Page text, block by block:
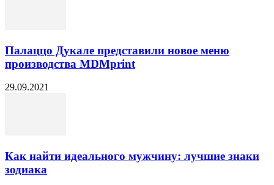
Палаццо Дукале представили новое меню
производства MDMprint
29.09.2021
Как найти идеального мужчину: лучшие знаки
зодиака